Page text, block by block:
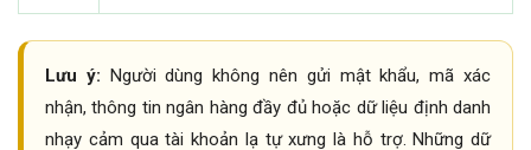
Lưu ý: Người dùng không nên gửi mật khẩu, mã xác
nhận, thông tin ngân hàng đầy đủ hoặc dữ liệu định danh
nhạy cảm qua tài khoản lạ tự xưng là hỗ trợ. Những dữ